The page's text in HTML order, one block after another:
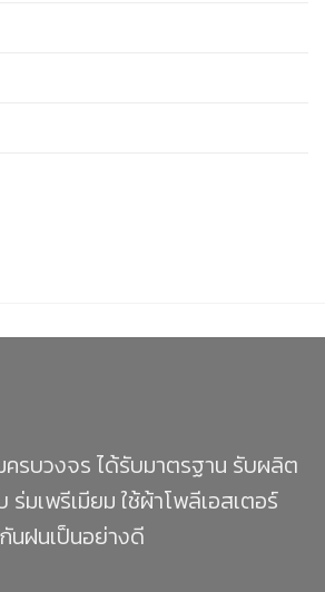
ครบวงจร ได้รับมาตรฐาน รับผลิต
มเพรีเมียม ใช้ผ้าโพลีเอสเตอร์
นฝนเป็นอย่างดี